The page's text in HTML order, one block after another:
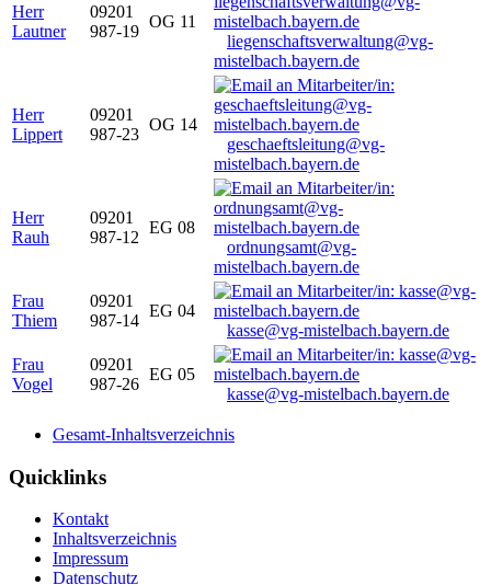
Herr
Lautner
09201
987-19
OG 11
liegenschaftsverwaltung@vg-
mistelbach.bayern.de
Herr
Lippert
09201
987-23
OG 14
geschaeftsleitung@vg-
mistelbach.bayern.de
Herr
Rauh
09201
987-12
EG 08
ordnungsamt@vg-
mistelbach.bayern.de
Frau
Thiem
09201
987-14
EG 04
kasse@vg-mistelbach.bayern.de
Frau
Vogel
09201
987-26
EG 05
kasse@vg-mistelbach.bayern.de
Gesamt-Inhaltsverzeichnis
Quicklinks
Kontakt
Inhaltsverzeichnis
Impressum
Datenschutz